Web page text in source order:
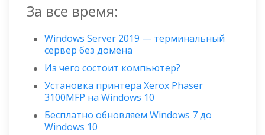
За все время:
Windows Server 2019 — терминальный
сервер без домена
Из чего состоит компьютер?
Установка принтера Xerox Phaser
3100MFP на Windows 10
Бесплатно обновляем Windows 7 до
Windows 10